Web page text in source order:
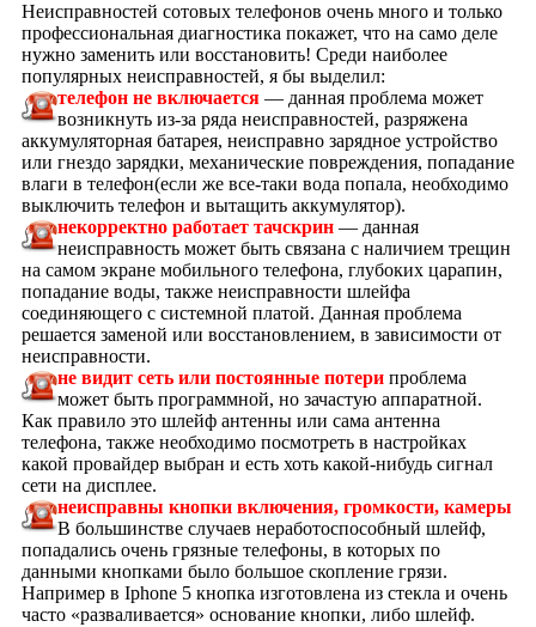
Неисправностей сотовых телефонов очень много и только
профессиональная диагностика покажет, что на само деле
нужно заменить или восстановить! Среди наиболее
популярных неисправностей, я бы выделил:
телефон не включается— данная проблема может
возникнуть из-за ряда неисправностей, разряжена
аккумуляторная батарея, неисправно зарядное устройство
или гнездо зарядки, механические повреждения, попадание
влаги в телефон(если же все-таки вода попала, необходимо
выключить телефон и вытащить аккумулятор).
некорректно работает тачскрин— данная
неисправность может быть связана с наличием трещин
на самом экране мобильного телефона, глубоких царапин,
попадание воды, также неисправности шлейфа
соединяющего с системной платой. Данная проблема
решается заменой или восстановлением, в зависимости от
неисправности.
не видит сеть или постоянные потерипроблема
может быть программной, но зачастую аппаратной.
Как правило это шлейф антенны или сама антенна
телефона, также необходимо посмотреть в настройках
какой провайдер выбран и есть хоть какой-нибудь сигнал
сети на дисплее.
неисправны кнопки включения, громкости, камеры
В большинстве случаев неработоспособный шлейф,
попадались очень грязные телефоны, в которых по
данными кнопками было большое скопление грязи.
Например в Iphone 5 кнопка изготовлена из стекла и очень
часто «разваливается» основание кнопки, либо шлейф.